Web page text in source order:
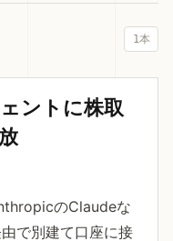
1本
ントに株取
のClaudeな
で別建て口座に接